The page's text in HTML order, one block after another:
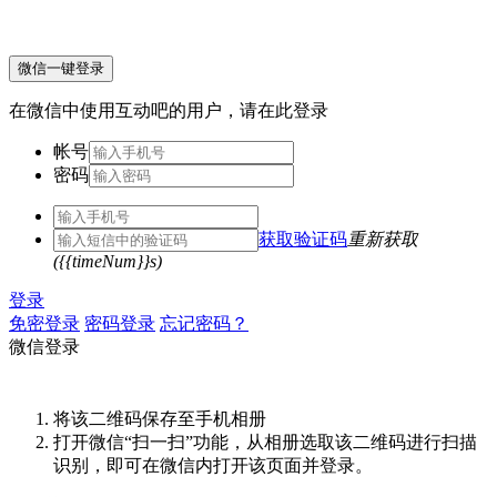
微信一键登录
在微信中使用互动吧的用户，请在此登录
帐号
密码
获取验证码重新获取
({{timeNum}}s)
登录
免密登录 密码登录 忘记密码？
微信登录
将该二维码保存至手机相册
打开微信“扫一扫”功能，从相册选取该二维码进行扫描
识别，即可在微信内打开该页面并登录。